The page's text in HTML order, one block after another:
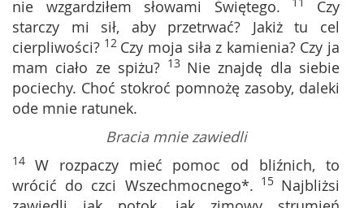
nie wzgardziłem słowami Świętego.
Czy
starczy mi sił, aby przetrwać? Jakiż tu cel
cierpliwości? 12 Czy moja siła z kamienia? Czy ja
mam ciało ze spiżu? 13 Nie znajdę dla siebie
pociechy. Choć stokroć pomnożę zasoby, daleki
ode mnie ratunek.
Bracia mnie zawiedli
14 W rozpaczy mieć pomoc od bliźnich, to
wrócić do czci Wszechmocnego*. 15 Najbliżsi